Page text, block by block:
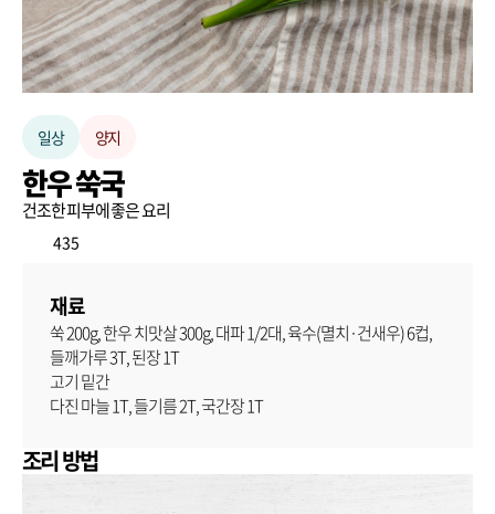
일상 양지
한우 쑥국
건조한 피부에 좋은 요리
435
재료
쑥 200g, 한우 치맛살 300g, 대파 1/2대, 육수(멸치·건새우) 6컵,
들깨가루 3T, 된장 1T
고기 밑간
다진 마늘 1T, 들기름 2T, 국간장 1T
조리 방법